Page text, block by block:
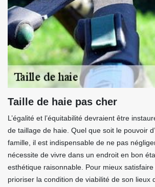
Taille de haie pas cher
L’égalité et l’équitabilité devraient être
de taillage de haie. Quel que soit le pouvoir
famille, il est indispensable de ne pas
nécessite de vivre dans un endroit en bon
esthétique raisonnable. Pour mieux
prioriser la condition de viabilité de son lieux